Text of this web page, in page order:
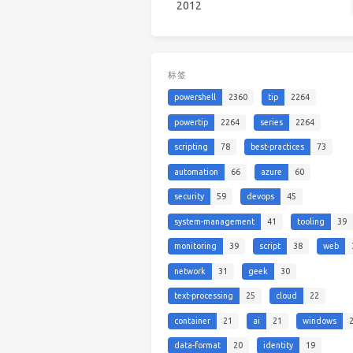
2012
标签
powershell 2360 tip 2264
powertip 2264 series 2264
scripting 78 best-practices 73
automation 66 azure 60
security 59 devops 45
system-management 41 tooling 39
monitoring 39 script 38 web
network 31 geek 30
text-processing 25 cloud 22
container 21 ai 21 windows
data-format 20 identity 19